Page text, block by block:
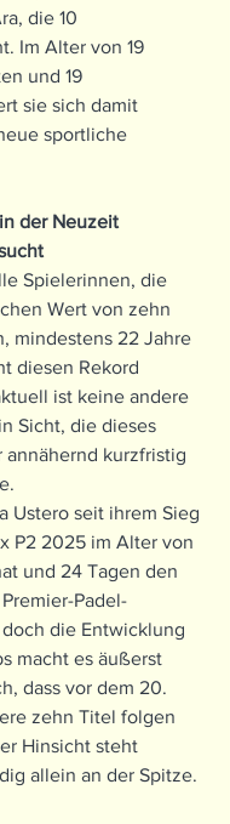
die 10
Im Alter von 19
und 19
sie sich damit
sportliche
der Neuzeit
Spielerinnen, die
Wert von zehn
mindestens 22 Jahre
diesen Rekord
ist keine andere
Sicht, die dieses
annähernd kurzfristig
Ustero seit ihrem Sieg
P2 2025 im Alter von
und 24 Tagen den
Padel-
die Entwicklung
macht es äußerst
dass vor dem 20.
zehn Titel folgen
Hinsicht steht
allein an der Spitze.